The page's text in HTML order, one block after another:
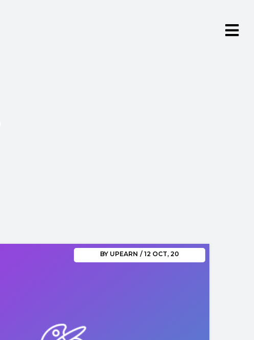
BY UPEARN / 12 OCT, 20